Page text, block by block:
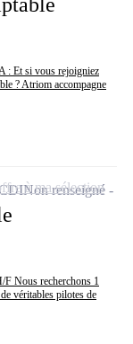
: Et si vous rejoigniez
? Atriom accompagne
F Nous recherchons 1
véritables pilotes de
Non renseigné
à ma sélection